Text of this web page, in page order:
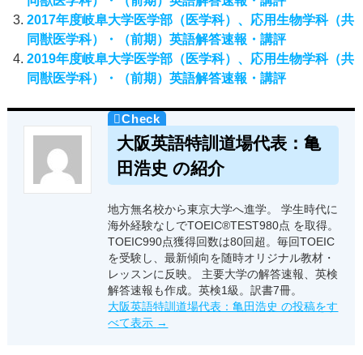
2017年度岐阜大学医学部（医学科）、応用生物学科（共
同獣医学科）・（前期）英語解答速報・講評
2019年度岐阜大学医学部（医学科）、応用生物学科（共
同獣医学科）・（前期）英語解答速報・講評
大阪英語特訓道場代表：亀
田浩史 の紹介
地方無名校から東京大学へ進学。 学生時代に
海外経験なしでTOEIC®TEST980点 を取得。
TOEIC990点獲得回数は80回超。毎回TOEIC
を受験し、最新傾向を随時オリジナル教材・
レッスンに反映。 主要大学の解答速報、英検
解答速報も作成。英検1級。訳書7冊。
大阪英語特訓道場代表：亀田浩史 の投稿をす
べて表示 →